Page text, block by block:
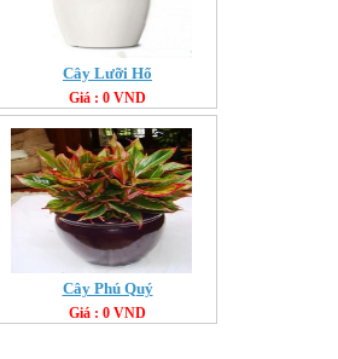
Cây Lưỡi Hổ
Giá : 0 VND
Cây Phú Quý
Giá : 0 VND